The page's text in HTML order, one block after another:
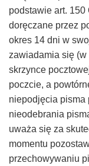
podstawie art. 150
doręczane przez
okres 14 dni w
zawiadamia się
skrzynce
poczcie, a
niepodjęcia pisma
nieodebrania
uważa się za
momentu
przechowywaniu